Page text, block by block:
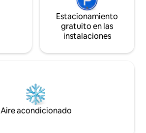
Estacionamiento
gratuito en las
instalaciones
Aire acondicionado